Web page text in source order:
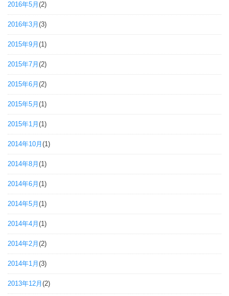
2016年5月 (2)
2016年3月 (3)
2015年9月 (1)
2015年7月 (2)
2015年6月 (2)
2015年5月 (1)
2015年1月 (1)
2014年10月 (1)
2014年8月 (1)
2014年6月 (1)
2014年5月 (1)
2014年4月 (1)
2014年2月 (2)
2014年1月 (3)
2013年12月 (2)